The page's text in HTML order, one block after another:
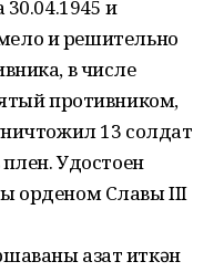
и
и решительно
в числе
противником,
13 солдат
Удостоен
орденом Славы III
азат иткән